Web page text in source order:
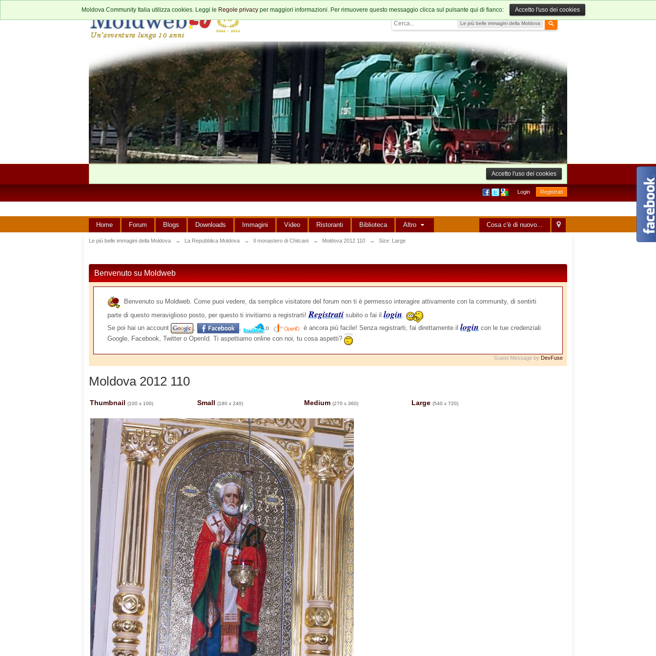
Le più belle immagini della Moldova
Moldova Community Italia utilizza cookies. Leggi le Regole privacy per maggiori informazioni. Per rimuovere questo messaggio clicca sul pulsante qui di fianco: Accetto l'uso dei cookies
Accetto l'uso dei cookies
Login Registrati
Cosa c'è di nuovo...
Home Forum Blogs Downloads Immagini Video Ristoranti Biblioteca Altro
Le più belle immagini della Moldova → La Repubblica Moldova → Il monastero di Chitcani → Moldova 2012 110 → Size: Large
Benvenuto su Moldweb
Benvenuto su Moldweb. Come puoi vedere, da semplice visitatore del forum non ti è permesso interagire attivamente con la community, di sentirti
parte di questo meraviglioso posto, per questo ti invitiamo a registrarti!Registrati subito o fai il login.
Se poi hai un account
, , o è ancora più facile! Senza registrarti, fai direttamente il login con le tue credenziali
Google, Facebook, Twitter o OpenId. Ti aspettiamo online con noi, tu cosa aspetti?
Guest Message by DevFuse
Moldova 2012 110
Thumbnail (100 x 100) Small (180 x 240) Medium (270 x 360) Large (540 x 720)